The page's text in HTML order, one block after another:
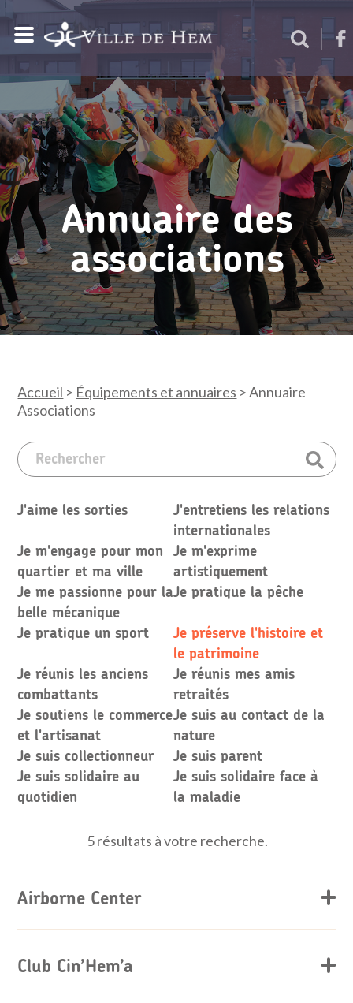
Annuaire des
associations
Accueil > Équipements et annuaires >Annuaire
Associations
J'aime les sorties
J'entretiens les relations
internationales
Je m'engage pour mon
quartier et ma ville
Je m'exprime
artistiquement
Je me passionne pour la
belle mécanique
Je pratique la pêche
Je pratique un sport
Je préserve l'histoire et
le patrimoine
Je réunis les anciens
combattants
Je réunis mes amis
retraités
Je soutiens le commerce
et l'artisanat
Je suis au contact de la
nature
Je suis collectionneur
Je suis parent
Je suis solidaire au
quotidien
Je suis solidaire face à
la maladie
5 résultats à votre recherche.
Airborne Center
Club Cin’Hem’a